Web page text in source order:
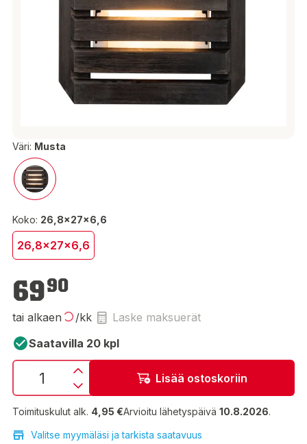
Väri: Musta
Koko: 26,8x27x6,6
26,8x27x6,6
6990
tai alkaen /kk
Laske maksuerät
Saatavilla 20 kpl
Lisää ostoskoriin
Toimituskulut alk. 4,95 €Arvioitu lähetyspäivä 10.8.2026.
Valitse myymäläsi ja tarkista saatavuus